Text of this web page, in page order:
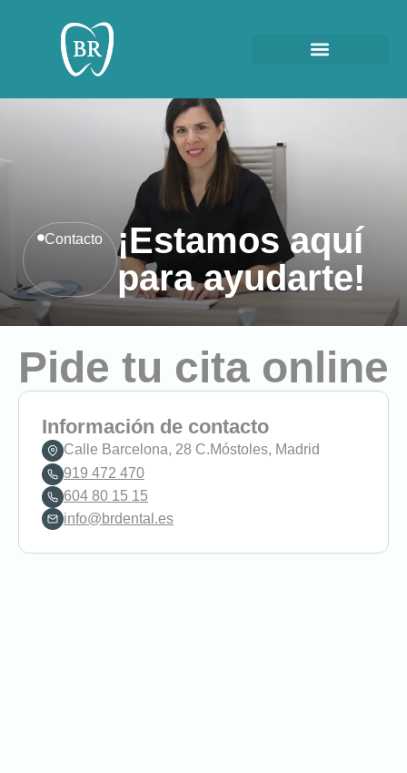
Contacto
¡Estamos aquí
para ayudarte!
Pide tu cita online
Información de contacto
Calle Barcelona, 28 C.Móstoles, Madrid
919 472 470
604 80 15 15
info@brdental.es